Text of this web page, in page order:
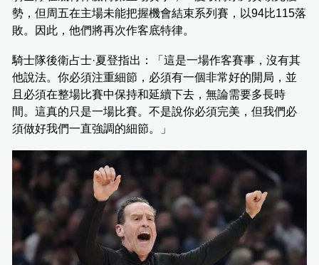
勢，但周五在主場未能把握機會結束系列賽，以94比115落
敗。因此，他們將再次作客底特律。
騎士隊後衛占士·夏登指出：「這是一場作客賽事，沒有其
他說法。你必須注重細節，必須有一個非常好的開局，並
且必須在整場比賽中保持和延續下去，無論需要多長時
間。這真的只是一場比賽。不是說你必須完美，但我們必
須做好我們一直強調的細節。」